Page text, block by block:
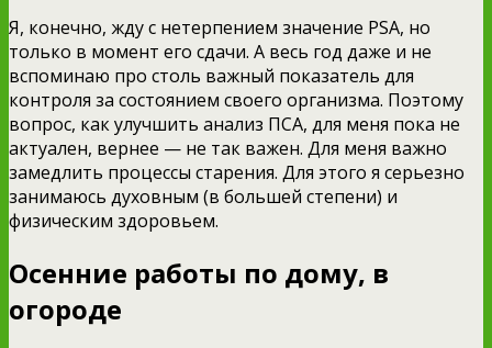
Я, конечно, жду с нетерпением значение PSA, но
только в момент его сдачи. А весь год даже и не
вспоминаю про столь важный показатель для
контроля за состоянием своего организма. Поэтому
вопрос, как улучшить анализ ПСА, для меня пока не
актуален, вернее — не так важен. Для меня важно
замедлить процессы старения. Для этого я серьезно
занимаюсь духовным (в большей степени) и
физическим здоровьем.
Осенние работы по дому, в
огороде